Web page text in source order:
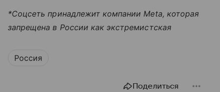
*Соцсеть принадлежит компании Meta, которая
запрещена в России как экстремистская
Россия
Поделиться